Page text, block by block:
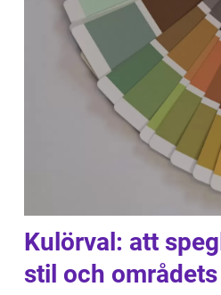
Kulörval: att
stil och